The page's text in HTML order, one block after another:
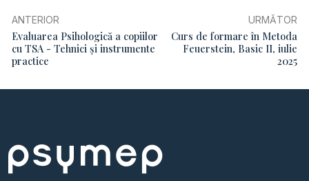
ANTERIOR
Evaluarea Psihologică a copiilor
cu TSA - Tehnici și instrumente
practice
URMĂTOR
Curs de formare în Metoda
Feuerstein, Basic II, iulie
2025